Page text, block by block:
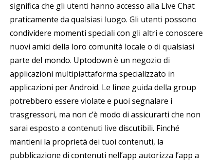
significa che gli utenti hanno accesso alla Live Chat
praticamente da qualsiasi luogo. Gli utenti possono
condividere momenti speciali con gli altri e conoscere
nuovi amici della loro comunità locale o di qualsiasi
parte del mondo. Uptodown è un negozio di
applicazioni multipiattaforma specializzato in
applicazioni per Android. Le linee guida della group
potrebbero essere violate e puoi segnalare i
trasgressori, ma non c’è modo di assicurarti che non
sarai esposto a contenuti live discutibili. Finché
mantieni la proprietà dei tuoi contenuti, la
pubblicazione di contenuti nell’app autorizza l’app a